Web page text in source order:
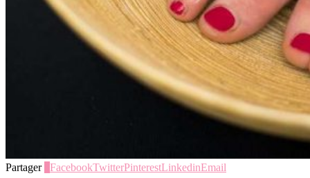
Partager FacebookTwitterPinterestLinkedinEmail